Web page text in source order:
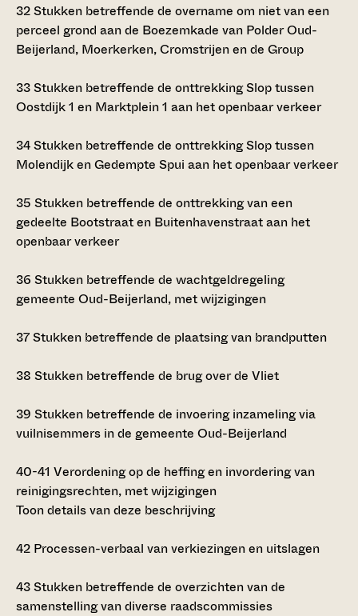
32Stukken betreffende de overname om niet van een
perceel grond aan de Boezemkade van Polder Oud-
Beijerland, Moerkerken, Cromstrijen en de Group
33Stukken betreffende de onttrekking Slop tussen
Oostdijk 1 en Marktplein 1 aan het openbaar verkeer
34Stukken betreffende de onttrekking Slop tussen
Molendijk en Gedempte Spui aan het openbaar verkeer
35 Stukken betreffende de onttrekking van een
gedeelte Bootstraat en Buitenhavenstraat aan het
openbaar verkeer
36 Stukken betreffende de wachtgeldregeling
gemeente Oud-Beijerland, met wijzigingen
37Stukken betreffende de plaatsing van brandputten
38 Stukken betreffende de brug over de Vliet
39 Stukken betreffende de invoering inzameling via
vuilnisemmers in de gemeente Oud-Beijerland
40-41 Verordening op de heffing en invordering van
reinigingsrechten, met wijzigingen
Toon details van deze beschrijving
42 Processen-verbaal van verkiezingen en uitslagen
43Stukken betreffende de overzichten van de
samenstelling van diverse raadscommissies